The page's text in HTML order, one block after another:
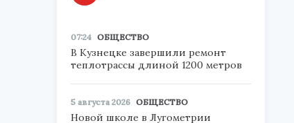
07:24 ОБЩЕСТВО
В Кузнецке завершили ремонт
теплотрассы длиной 1200 метров
5 августа 2026 ОБЩЕСТВО
Новой школе в Лугометрии